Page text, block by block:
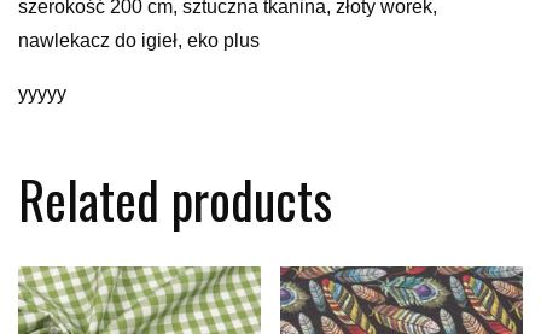
szerokość 200 cm, sztuczna tkanina, złoty worek,
nawlekacz do igieł, eko plus
yyyyy
Related products